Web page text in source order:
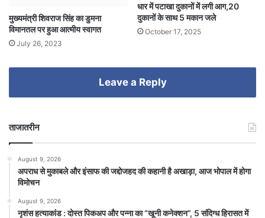
मुख्यमंत्री शिवराज सिंह का डुमना
विमानतल पर हुआ आत्मीय स्वागत
July 26, 2023
धार में पटाखा दुकानों में लगी आग,20
दुकानों के साथ 5 मकान जले
October 17, 2025
Leave a Reply
ताजातरीन
August 9, 2026
अपराध से मुकाबले और इंसाफ की जद्दोजहद की कहानी है अखाड़ा, आज भोपाल में होगा
विमोचन
August 9, 2026
नृशंस हत्याकांड : दोस्त पिकअप और पन्ना का “खूनी कनेक्शन”, 5 संदिग्ध हिरासत में